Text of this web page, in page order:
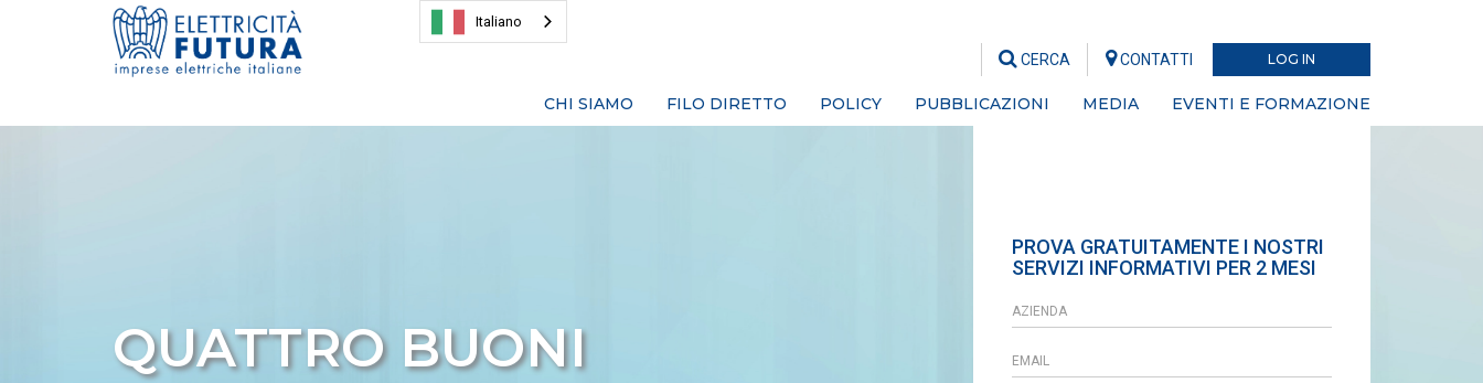
Italiano
LOG IN
CERCA CONTATTI
CHI SIAMO FILO DIRETTO POLICY PUBBLICAZIONI MEDIA EVENTI E FORMAZIONE
QUATTRO BUONI
PROVA GRATUITAMENTE I NOSTRI
SERVIZI INFORMATIVI PER 2 MESI